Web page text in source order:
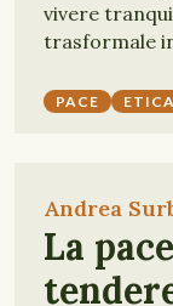
vivere
trasformale
PACE ETICA
Andrea
La